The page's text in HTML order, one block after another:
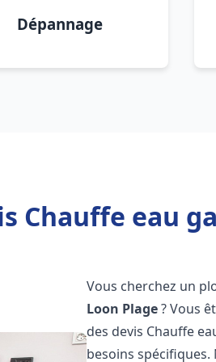
Dépannage
Chauffe eau
Vous cherchez un
Loon Plage? Vous
des devis Chauffe
besoins